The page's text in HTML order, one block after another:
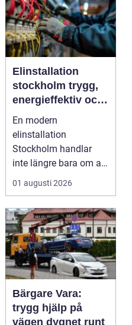
Elinstallation
stockholm trygg,
energieffektiv och
framtidssäker el i
företagslokaler
En modern
elinstallation
Stockholm handlar
inte längre bara om att
få belysning och uttag
på rätt pl...
01 augusti 2026
Bärgare Vara:
trygg hjälp på
vägen dygnet runt